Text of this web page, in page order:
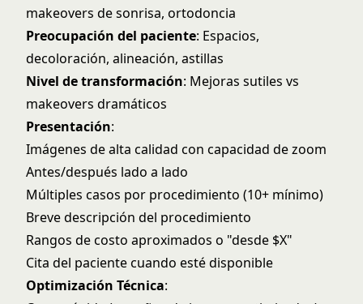
makeovers de sonrisa, ortodoncia
Preocupación del paciente: Espacios,
decoloración, alineación, astillas
Nivel de transformación: Mejoras sutiles vs
makeovers dramáticos
Presentación:
Imágenes de alta calidad con capacidad de zoom
Antes/después lado a lado
Múltiples casos por procedimiento (10+ mínimo)
Breve descripción del procedimiento
Rangos de costo aproximados o "desde $X"
Cita del paciente cuando esté disponible
Optimización Técnica: